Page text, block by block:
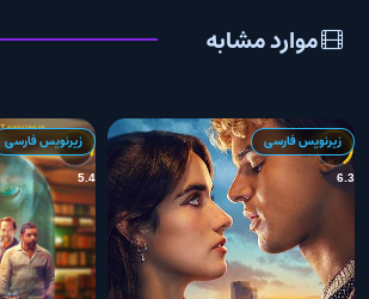
موارد مشابه
6.3
زیرنویس فارسی
5.4
زیرنویس فارسی